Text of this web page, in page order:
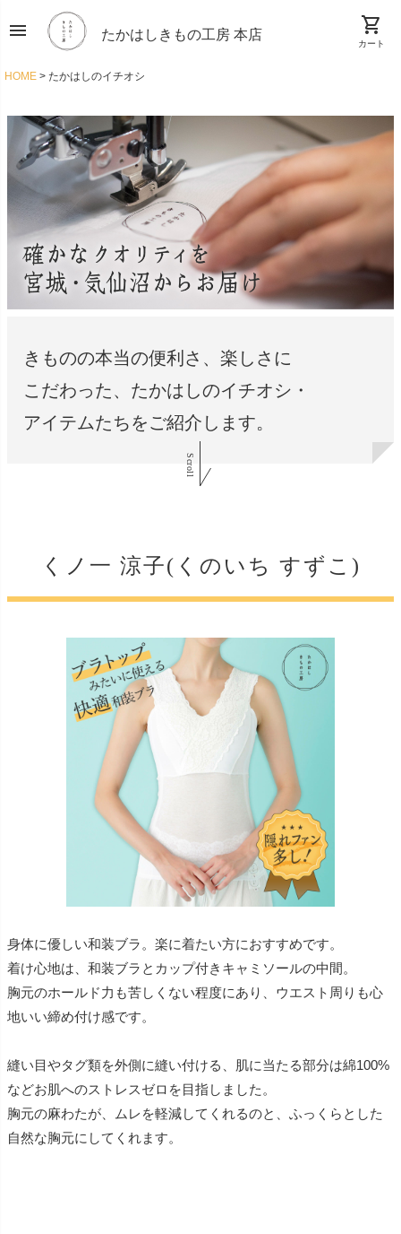
menu たかはしきもの工房 本店 shopping_cart
カート
HOME たかはしのイチオシ
きものの本当の便利さ、楽しさに
こだわった、 たかはしのイチオシ・
アイテムたちをご紹介します。
Scroll
くノ一 涼子(くのいち すずこ)
身体に優しい和装ブラ。楽に着たい方におすすめです。
着け心地は、和装ブラとカップ付きキャミソールの中間。
胸元のホールド力も苦しくない程度にあり、ウエスト周りも心
地いい締め付け感です。
縫い目やタグ類を外側に縫い付ける、肌に当たる部分は綿100%
などお肌へのストレスゼロを目指しました。
胸元の麻わたが、ムレを軽減してくれるのと、ふっくらとした
自然な胸元にしてくれます。